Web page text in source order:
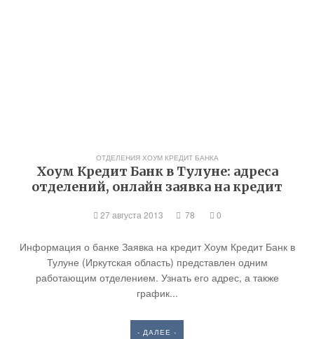
ОТДЕЛЕНИЯ ХОУМ КРЕДИТ БАНКА
Хоум Кредит Банк в Тулуне: адреса
отделений, онлайн заявка на кредит
27 августа 2013 78 0
Информация о банке Заявка на кредит Хоум Кредит Банк в
Тулуне (Иркутская область) представлен одним
работающим отделением. Узнать его адрес, а также
график...
- ДАЛЕЕ -